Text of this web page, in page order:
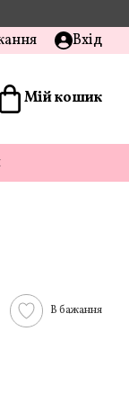
Вхід
Мій кошик
В бажання